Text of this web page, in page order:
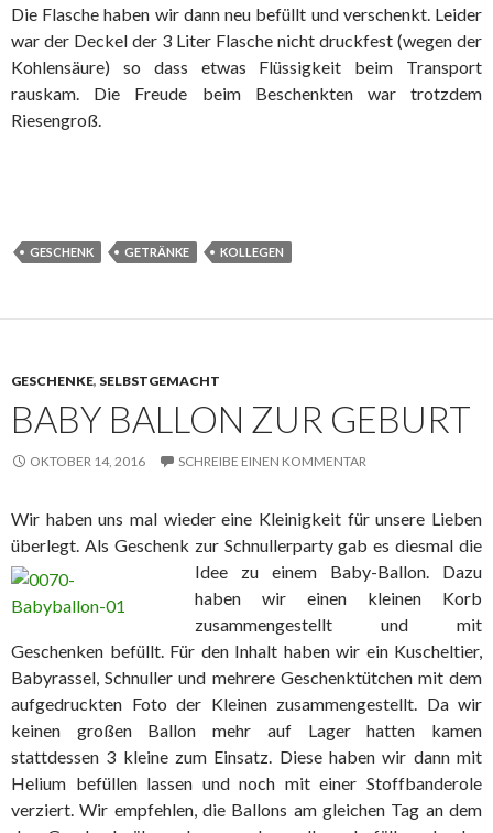
Die Flasche haben wir dann neu befüllt und verschenkt. Leider
war der Deckel der 3 Liter Flasche nicht druckfest (wegen der
Kohlensäure) so dass etwas Flüssigkeit beim Transport
rauskam. Die Freude beim Beschenkten war trotzdem
Riesengroß.
GESCHENK GETRÄNKE KOLLEGEN
GESCHENKE, SELBSTGEMACHT
BABY BALLON ZUR GEBURT
OKTOBER 14, 2016 SCHREIBE EINEN KOMMENTAR
Wir haben uns mal wieder eine Kleinigkeit für unsere Lieben
überlegt. Als Geschenk zur Schnullerparty gab es diesmal die
Idee zu einem Baby-Ballon. Dazu
haben wir einen kleinen Korb
zusammengestellt und mit
Geschenken befüllt. Für den Inhalt haben wir ein Kuscheltier,
Babyrassel, Schnuller und mehrere Geschenktütchen mit dem
aufgedruckten Foto der Kleinen zusammengestellt. Da wir
keinen großen Ballon mehr auf Lager hatten kamen
stattdessen 3 kleine zum Einsatz. Diese haben wir dann mit
Helium befüllen lassen und noch mit einer Stoffbanderole
verziert. Wir empfehlen, die Ballons am gleichen Tag an dem